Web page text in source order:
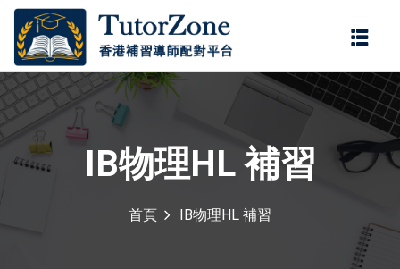
IB物理HL 補習
首頁 IB物理HL 補習
登錄